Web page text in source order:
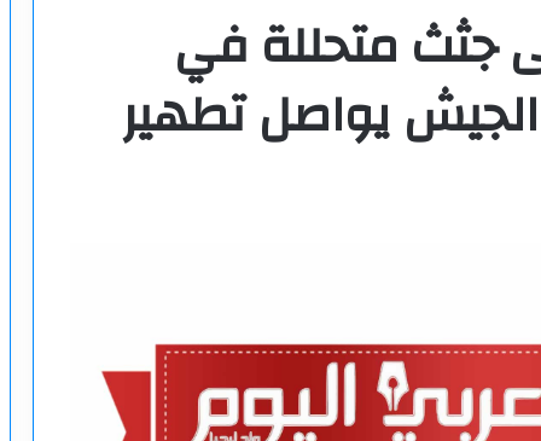
جثث متحللة في
يواصل تطهير